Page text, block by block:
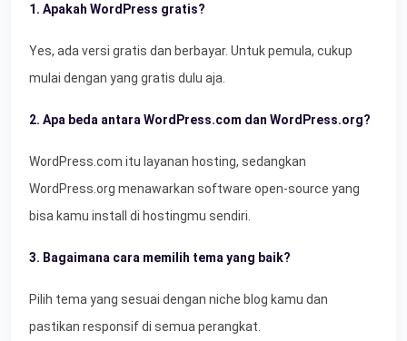
1. Apakah WordPress gratis?
Yes, ada versi gratis dan berbayar. Untuk pemula, cukup
mulai dengan yang gratis dulu aja.
2. Apa beda antara WordPress.com dan WordPress.org?
WordPress.com itu layanan hosting, sedangkan
WordPress.org menawarkan software open-source yang
bisa kamu install di hostingmu sendiri.
3. Bagaimana cara memilih tema yang baik?
Pilih tema yang sesuai dengan niche blog kamu dan
pastikan responsif di semua perangkat.